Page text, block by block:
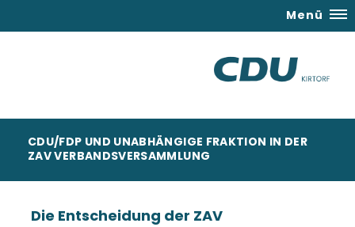
Menü
CDU/FDP UND UNABHÄNGIGE FRAKTION IN DER
ZAV VERBANDSVERSAMMLUNG
Die Entscheidung der ZAV